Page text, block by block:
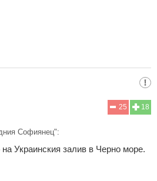
18
25
Софиянец":
Украинския залив в Черно море.